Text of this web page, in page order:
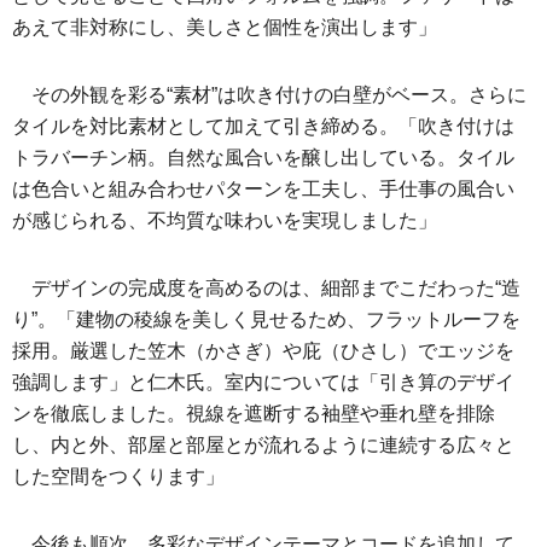
あえて非対称にし、美しさと個性を演出します」
その外観を彩る“素材”は吹き付けの白壁がベース。さらに
タイルを対比素材として加えて引き締める。「吹き付けは
トラバーチン柄。自然な風合いを醸し出している。タイル
は色合いと組み合わせパターンを工夫し、手仕事の風合い
が感じられる、不均質な味わいを実現しました」
デザインの完成度を高めるのは、細部までこだわった“造
り”。「建物の稜線を美しく見せるため、フラットルーフを
採用。厳選した笠木（かさぎ）や庇（ひさし）でエッジを
強調します」と仁木氏。室内については「引き算のデザイ
ンを徹底しました。視線を遮断する袖壁や垂れ壁を排除
し、内と外、部屋と部屋とが流れるように連続する広々と
した空間をつくります」